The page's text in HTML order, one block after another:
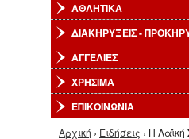
ΑΘΛΗΤΙΚΑ
ΔΙΑΚΗΡΥΞΕΙΣ -
ΑΓΓΕΛΙΕΣ
ΧΡΗΣΙΜΑ
ΕΠΙΚΟΙΝΩΝΙΑ
Αρχική › Ειδήσεις › Η